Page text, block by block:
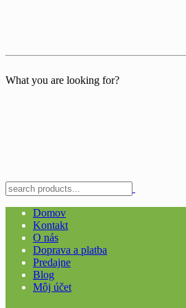
What you are looking for?
Domov
Kontakt
O nás
Doprava a platba
Predajne
Blog
Môj účet